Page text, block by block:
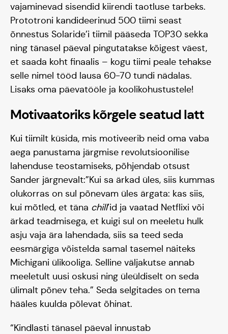
Blogi
vajaminevad sisendid kiirendi taotluse tarbeks.
Prototroni kandideerinud 500 tiimi seast
õnnestus Solaride’i tiimil pääseda TOP30 sekka
ning tänasel päeval pingutatakse kõigest väest,
et saada koht finaalis – kogu tiimi peale tehakse
selle nimel tööd lausa 60-70 tundi nädalas.
Lisaks oma päevatööle ja koolikohustustele!
Motivaatoriks kõrgele seatud latt
Kui tiimilt küsida, mis motiveerib neid oma vaba
aega panustama järgmise revolutsioonilise
lahenduse teostamiseks, põhjendab otsust
Sander järgnevalt:”Kui sa ärkad üles, siis kummas
olukorras on sul põnevam üles ärgata: kas siis,
kui mõtled, et täna chill’id ja vaatad Netflixi või
ärkad teadmisega, et kuigi sul on meeletu hulk
asju vaja ära lahendada, siis sa teed seda
eesmärgiga võistelda samal tasemel näiteks
Michigani ülikooliga. Selline väljakutse annab
meeletult uusi oskusi ning üleüldiselt on seda
ülimalt põnev teha.” Seda selgitades on tema
hääles kuulda põlevat õhinat.
“Kindlasti tänasel päeval innustab